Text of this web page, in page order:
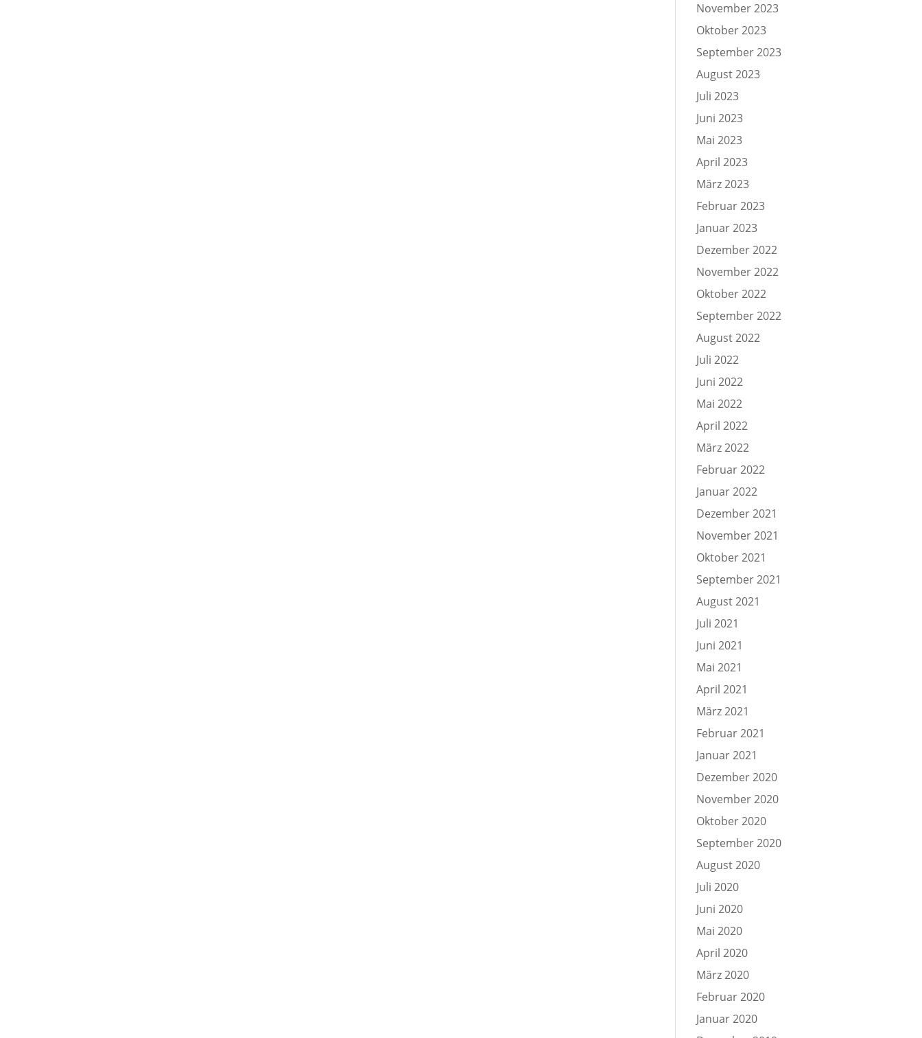
November 2023
Oktober 2023
September 2023
August 2023
Juli 2023
Juni 2023
Mai 2023
April 2023
März 2023
Februar 2023
Januar 2023
Dezember 2022
November 2022
Oktober 2022
September 2022
August 2022
Juli 2022
Juni 2022
Mai 2022
April 2022
März 2022
Februar 2022
Januar 2022
Dezember 2021
November 2021
Oktober 2021
September 2021
August 2021
Juli 2021
Juni 2021
Mai 2021
April 2021
März 2021
Februar 2021
Januar 2021
Dezember 2020
November 2020
Oktober 2020
September 2020
August 2020
Juli 2020
Juni 2020
Mai 2020
April 2020
März 2020
Februar 2020
Januar 2020